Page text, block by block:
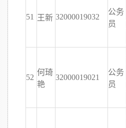
51 王新 32000019032
公务
员
52
何琦
艳
32000019021
公务
员